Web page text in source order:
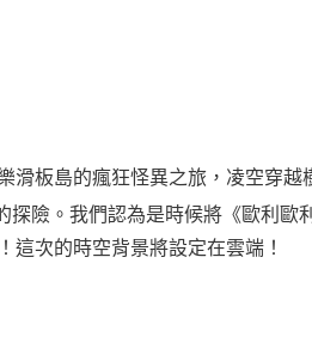
滑板島的瘋狂怪異之旅，凌空穿
探險。我們認為是時候將《歐利
次的時空背景將設定在雲端！